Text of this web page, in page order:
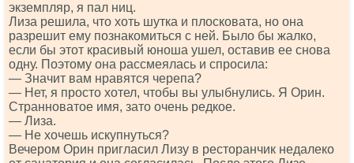
экземпляр, я пал ниц.
Лиза решила, что хоть шутка и плосковата, но она
разрешит ему познакомиться с ней. Было бы жалко,
если бы этот красивый юноша ушел, оставив ее снова
одну. Поэтому она рассмеялась и спросила:
— Значит вам нравятся черепа?
— Нет, я просто хотел, чтобы вы улыбнулись. Я Орин.
Странноватое имя, зато очень редкое.
— Лиза.
— Не хочешь искупнуться?
Вечером Орин пригласил Лизу в ресторанчик недалеко